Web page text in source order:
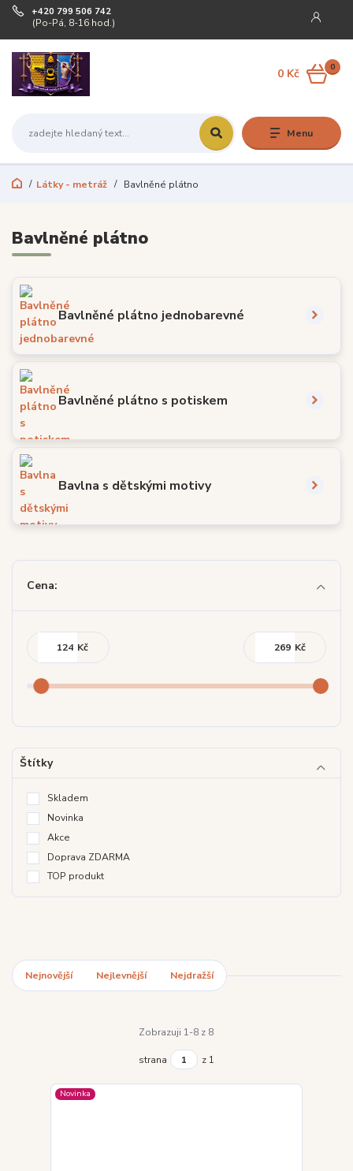
Menu
+420 799 506 742
(Po-Pá, 8-16 hod.)
0
0 Kč
Látky - metráž Bavlněné plátno
Bavlněné plátno
Bavlněné plátno jednobarevné
Bavlněné plátno s potiskem
Bavlna s dětskými motivy
Cena:
Kč Kč
Štítky
Skladem
Novinka
Akce
Doprava ZDARMA
TOP produkt
Nejnovější Nejlevnější Nejdražší
Zobrazuji 1-8 z 8
strana z 1
Novinka